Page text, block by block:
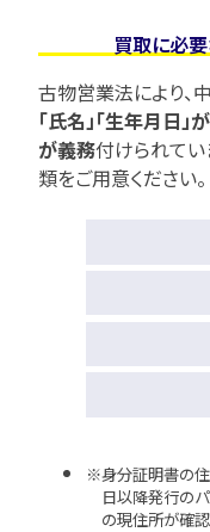
買取に必
古物営業法により、
「氏名」「生年月日
が義務付けられてい
類をご用意ください。
身分証明書の
日以降発行の
の現住所が確認